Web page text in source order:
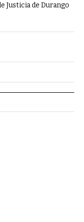
Justicia de Durango